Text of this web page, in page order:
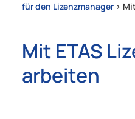
für den Lizenzmanager >
Mit ETAS
arbeiten